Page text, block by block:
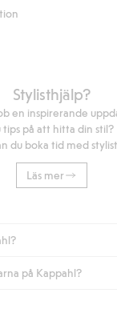
Stylisthjälp?
en inspirerande
tips på att hitta din stil?
du boka tid med
Läs mer
Club har du alltid
på Kappahl?